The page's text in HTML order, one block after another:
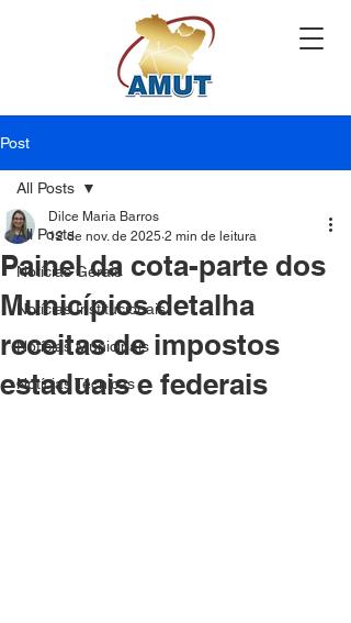
Post
All Posts
Notícias Gerais
Notícias Institucionais
Notícias Municipais
Notícias Técnicas
All Posts
Painel da cota-parte dos
Municípios detalha
receitas de impostos
estaduais e federais
Dilce Maria Barros
12 de nov. de 2025 2 min de leitura